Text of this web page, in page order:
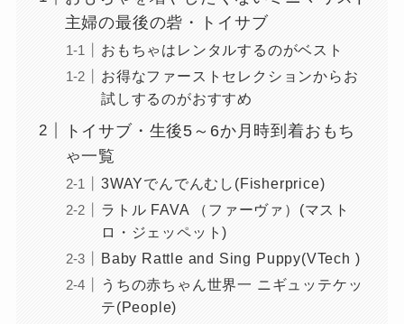
主婦の最後の砦・トイサブ
おもちゃはレンタルするのがベスト
お得なファーストセレクションからお
試しするのがおすすめ
トイサブ・生後5～6か月時到着おもち
ゃ一覧
3WAYでんでんむし(Fisherprice)
ラトル FAVA （ファーヴァ）(マスト
ロ・ジェッペット)
Baby Rattle and Sing Puppy(VTech )
うちの赤ちゃん世界一 ニギュッテケッ
テ(People)